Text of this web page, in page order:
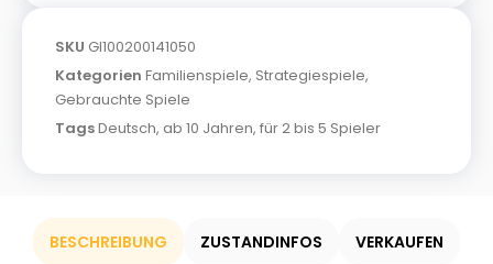
SKU GI100200141050
Kategorien Familienspiele, Strategiespiele,
Gebrauchte Spiele
TagsDeutsch, ab 10 Jahren, für 2 bis 5 Spieler
BESCHREIBUNG ZUSTANDINFOS VERKAUFEN